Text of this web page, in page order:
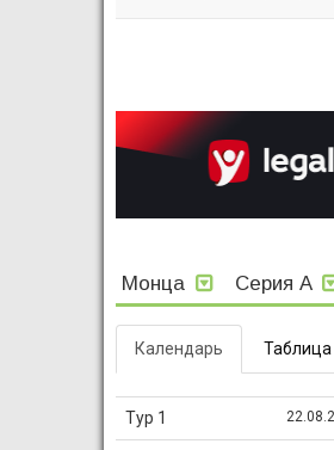
Монца Серия А
Календарь Таблица
Тур 1